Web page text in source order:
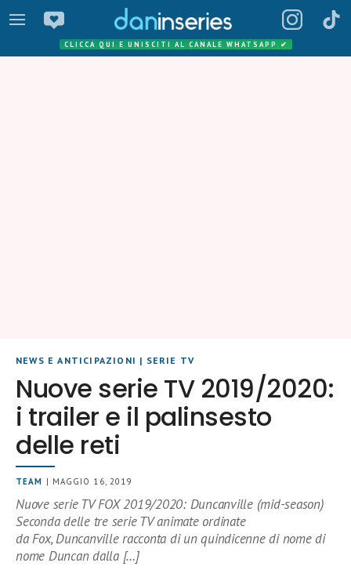
CLICCA QUI E UNISCITI AL CANALE WHATSAPP ✔
NEWS E ANTICIPAZIONI | SERIE TV
Nuove serie TV 2019/2020:
i trailer e il palinsesto
delle reti
TEAM | MAGGIO 16, 2019
Nuove serie TV FOX 2019/2020: Duncanville (mid-season)
Seconda delle tre serie TV animate ordinate
da Fox, Duncanville racconta di un quindicenne di nome di
nome Duncan dalla […]